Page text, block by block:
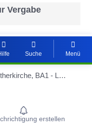
Vergabe
Suche Menü
Lutherkirche, BA1 - Lüftungstechnik, Kälteanlage, Gebäudeautomation
Portlet
erstellen